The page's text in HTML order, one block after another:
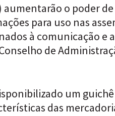
aumentarão o poder
para uso nas
à comunicação
de
um
das